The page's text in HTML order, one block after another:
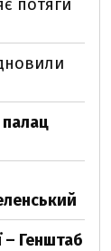
потяги
– Генштаб